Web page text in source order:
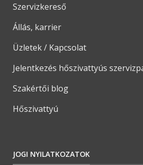
Szervizkereső
Állás, karrier
Üzletek / Kapcsolat
Jelentkezés hőszivattyús
Szakértői blog
Hőszivattyú
JOGI NYILATKOZATOK